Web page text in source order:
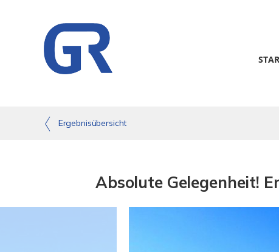
Ergebnisübersicht
Absolute Gelegenheit!